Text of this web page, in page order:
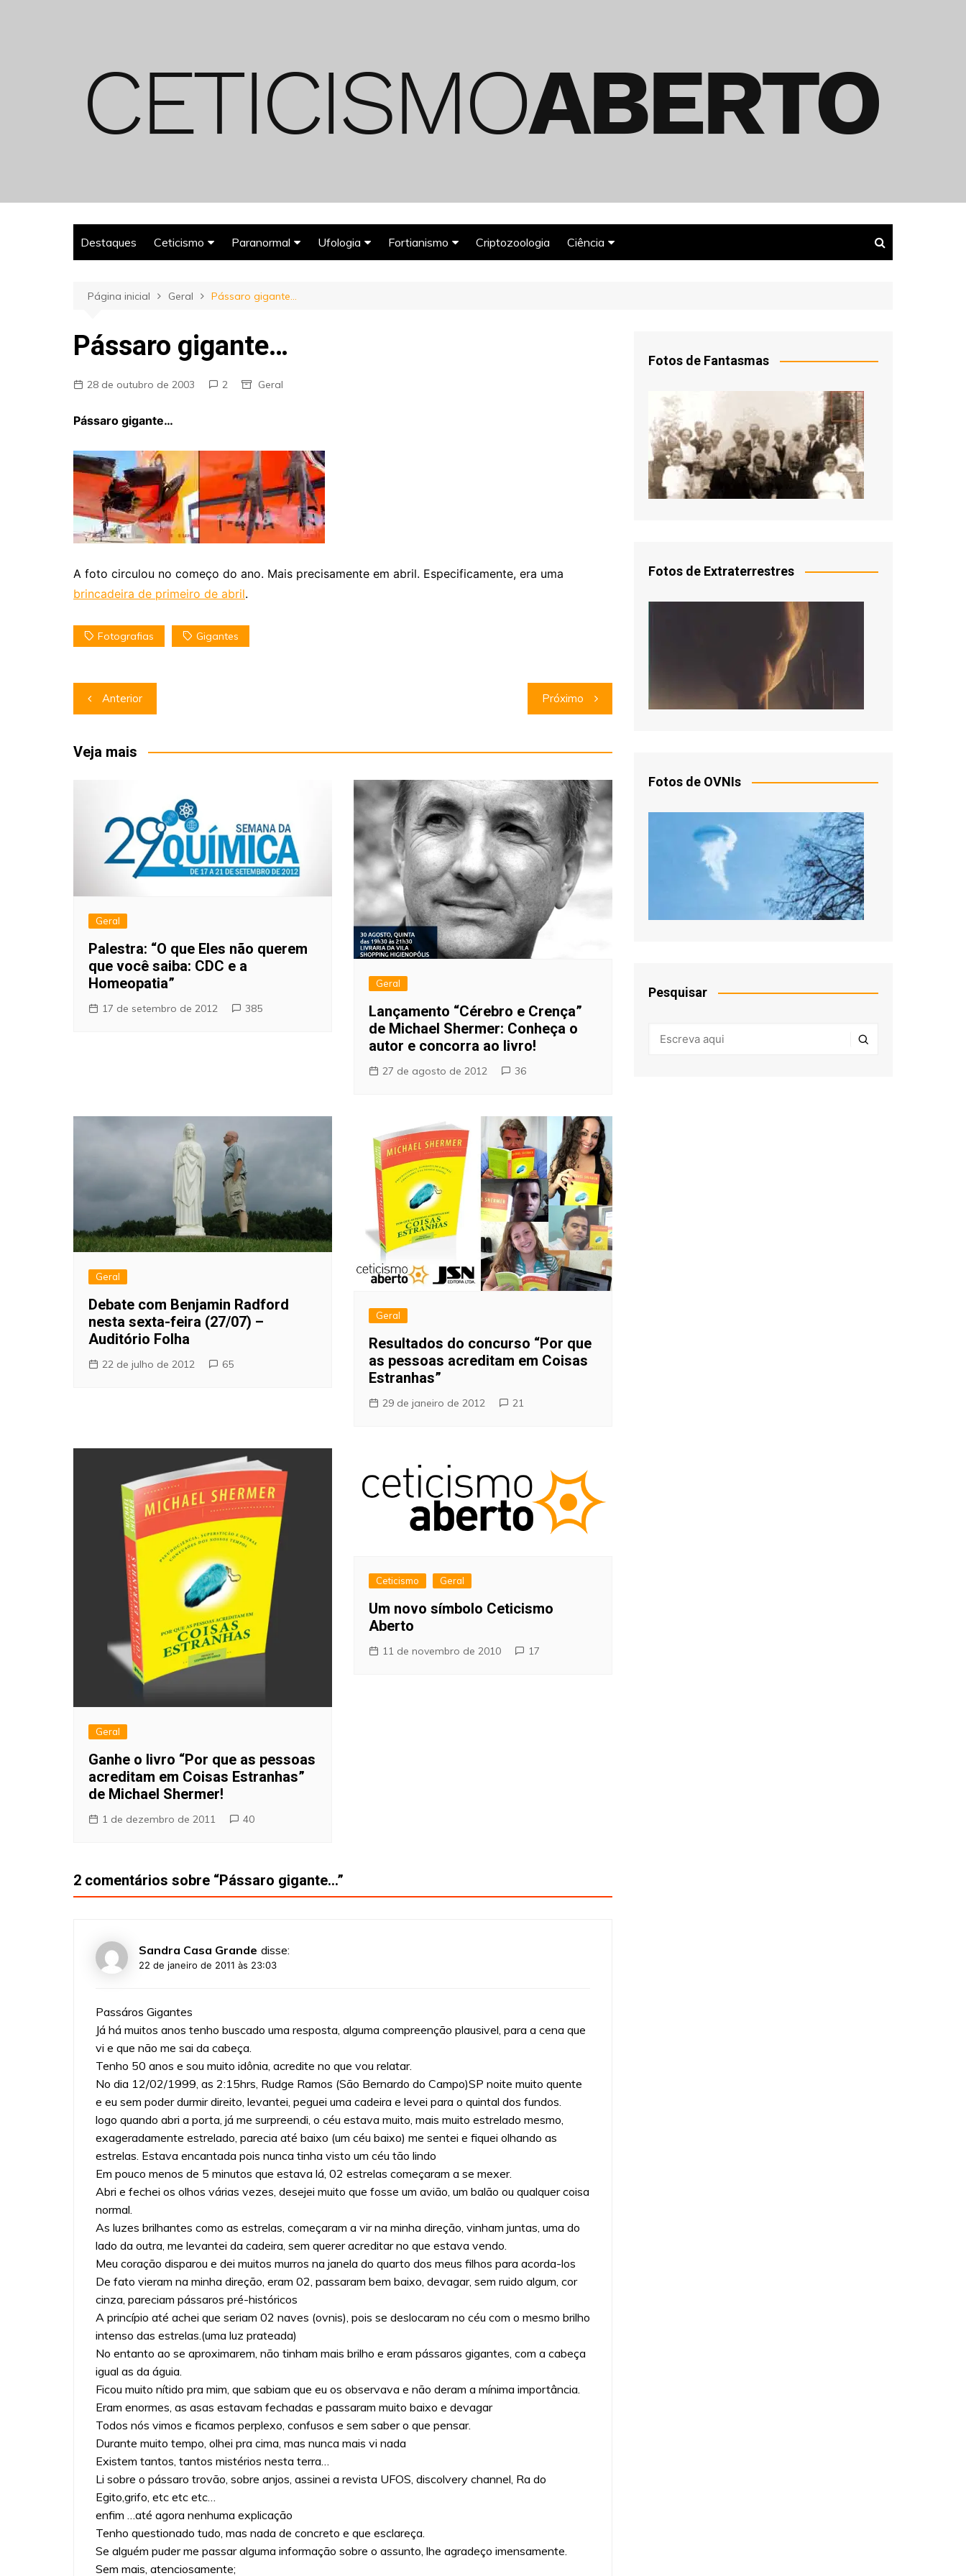
Destaques Ceticismo
Espiritualismo
Pareidolia
Paranormal Ufologia Fortianismo Criptozoologia Ciência
Página inicial Geral Pássaro gigante…
Pássaro gigante…
28 de outubro de 2003 2 Geral
Pássaro gigante…
A foto circulou no começo do ano. Mais precisamente em abril. Especificamente, era uma
brincadeira de primeiro de abril.
Fotografias Gigantes
Navegação
de
Post
Anterior Próximo
Veja mais
Geral
Palestra: “O que Eles não querem
que você saiba: CDC e a
Homeopatia”
17 de setembro de 2012 385
Geral
Lançamento “Cérebro e Crença”
de Michael Shermer: Conheça o
autor e concorra ao livro!
27 de agosto de 2012 36
Geral
Debate com Benjamin Radford
nesta sexta-feira (27/07) –
Auditório Folha
22 de julho de 2012 65
Geral
Resultados do concurso “Por que
as pessoas acreditam em Coisas
Estranhas”
29 de janeiro de 2012 21
Geral
Ganhe o livro “Por que as pessoas
acreditam em Coisas Estranhas”
de Michael Shermer!
1 de dezembro de 2011 40
Ceticismo Geral
Um novo símbolo Ceticismo
Aberto
11 de novembro de 2010 17
2 comentários sobre “Pássaro gigante…”
Sandra Casa Grande disse:
22 de janeiro de 2011 às 23:03
Passáros Gigantes
Já há muitos anos tenho buscado uma resposta, alguma compreenção plausivel, para a cena que
vi e que não me sai da cabeça.
Tenho 50 anos e sou muito idônia, acredite no que vou relatar.
No dia 12/02/1999, as 2:15hrs, Rudge Ramos (São Bernardo do Campo)SP noite muito quente
e eu sem poder durmir direito, levantei, peguei uma cadeira e levei para o quintal dos fundos.
logo quando abri a porta, já me surpreendi, o céu estava muito, mais muito estrelado mesmo,
exageradamente estrelado, parecia até baixo (um céu baixo) me sentei e fiquei olhando as
estrelas. Estava encantada pois nunca tinha visto um céu tão lindo
Em pouco menos de 5 minutos que estava lá, 02 estrelas começaram a se mexer.
Abri e fechei os olhos várias vezes, desejei muito que fosse um avião, um balão ou qualquer coisa
normal.
As luzes brilhantes como as estrelas, começaram a vir na minha direção, vinham juntas, uma do
lado da outra, me levantei da cadeira, sem querer acreditar no que estava vendo.
Meu coração disparou e dei muitos murros na janela do quarto dos meus filhos para acorda-los
De fato vieram na minha direção, eram 02, passaram bem baixo, devagar, sem ruido algum, cor
cinza, pareciam pássaros pré-históricos
A princípio até achei que seriam 02 naves (ovnis), pois se deslocaram no céu com o mesmo brilho
intenso das estrelas.(uma luz prateada)
No entanto ao se aproximarem, não tinham mais brilho e eram pássaros gigantes, com a cabeça
igual as da águia.
Ficou muito nítido pra mim, que sabiam que eu os observava e não deram a mínima importância.
Eram enormes, as asas estavam fechadas e passaram muito baixo e devagar
Todos nós vimos e ficamos perplexo, confusos e sem saber o que pensar.
Durante muito tempo, olhei pra cima, mas nunca mais vi nada
Existem tantos, tantos mistérios nesta terra…
Li sobre o pássaro trovão, sobre anjos, assinei a revista UFOS, discolvery channel, Ra do
Egito,grifo, etc etc etc…
enfim …até agora nenhuma explicação
Tenho questionado tudo, mas nada de concreto e que esclareça.
Se alguém puder me passar alguma informação sobre o assunto, lhe agradeço imensamente.
Sem mais, atenciosamente;
Fotos de Fantasmas
Fotos de Extraterrestres
Fotos de OVNIs
Pesquisar